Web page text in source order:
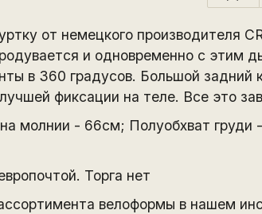
от немецкого производителя
и одновременно с этим
в 360 градусов. Большой задний
фиксации на теле. Все это
молнии - 66см; Полуобхват груди
Торга нет
велоформы в нашем